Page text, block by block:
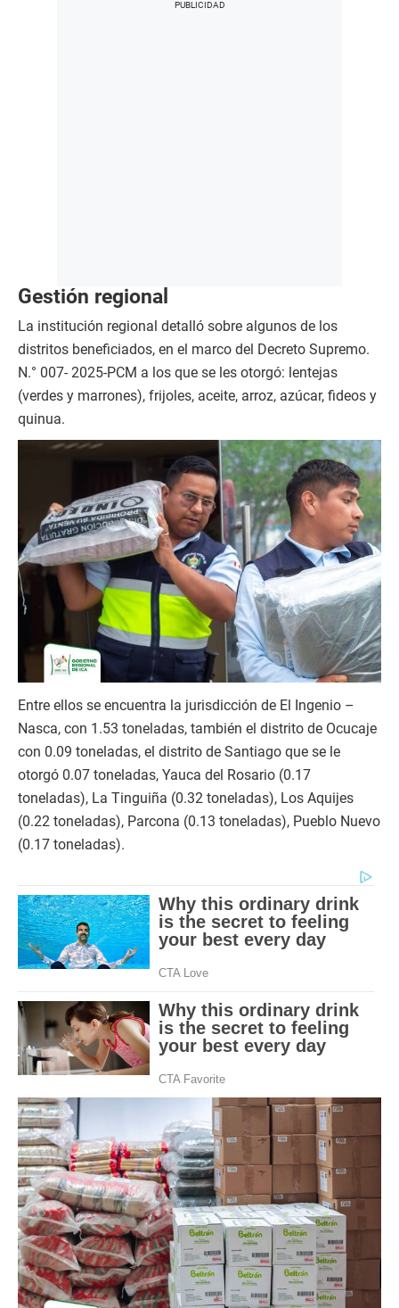
Gestión regional
La institución regional detalló sobre algunos de los
distritos beneficiados, en el marco del Decreto Supremo.
N.° 007- 2025-PCM a los que se les otorgó: lentejas
(verdes y marrones), frijoles, aceite, arroz, azúcar, fideos y
quinua.
Entre ellos se encuentra la jurisdicción de El Ingenio –
Nasca, con 1.53 toneladas, también el distrito de Ocucaje
con 0.09 toneladas, el distrito de Santiago que se le
otorgó 0.07 toneladas, Yauca del Rosario (0.17
toneladas), La Tinguiña (0.32 toneladas), Los Aquijes
(0.22 toneladas), Parcona (0.13 toneladas), Pueblo Nuevo
(0.17 toneladas).